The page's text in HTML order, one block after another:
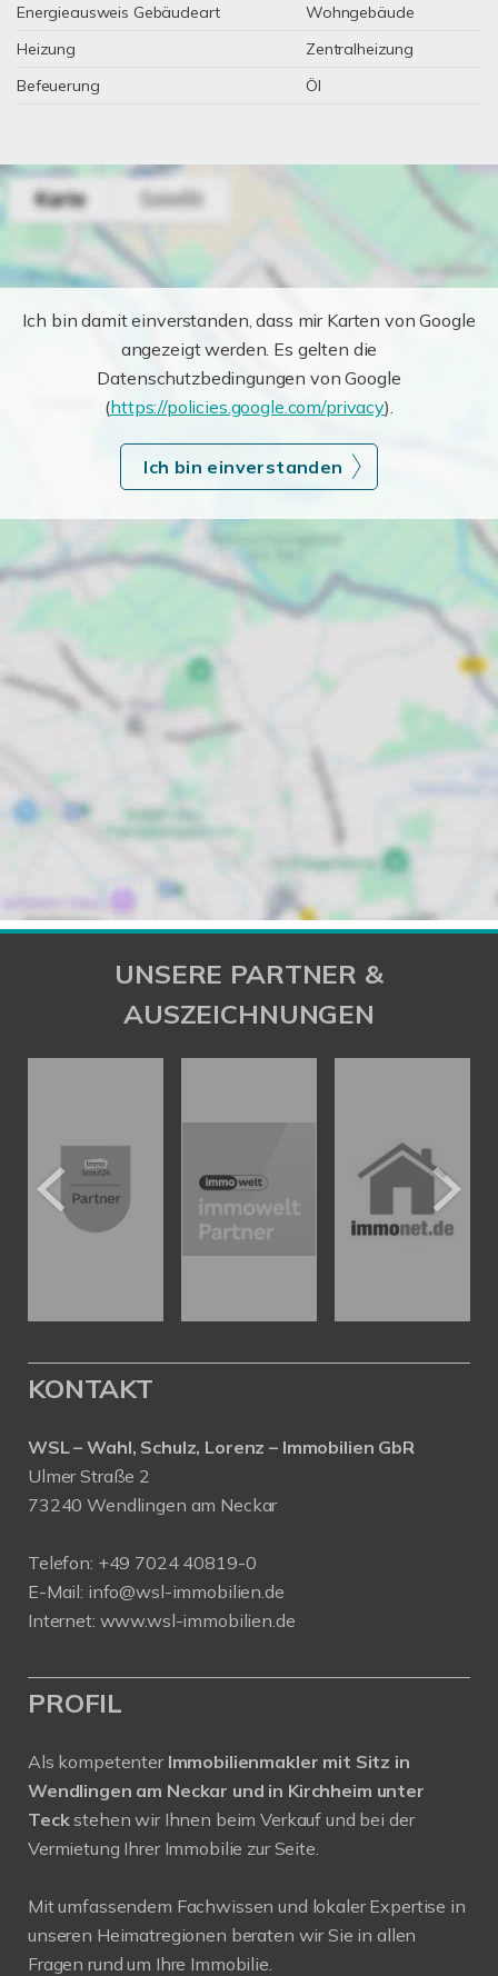
Energieausweis Gebäudeart
Wohngebäude
Heizung
Zentralheizung
Befeuerung
Öl
Ich bin damit einverstanden, dass mir Karten von Google
angezeigt werden. Es gelten die
Datenschutzbedingungen von Google
(https://policies.google.com/privacy).
Ich bin einverstanden
UNSERE PARTNER &
AUSZEICHNUNGEN
KONTAKT
WSL – Wahl, Schulz, Lorenz – Immobilien GbR
Ulmer Straße 2
73240 Wendlingen am Neckar
Telefon: +49 7024 40819-0
E-Mail: info@wsl-immobilien.de
Internet: www.wsl-immobilien.de
PROFIL
Als kompetenter Immobilienmakler mit Sitz in
Wendlingen am Neckar und in Kirchheim unter
Teckstehen wir Ihnen beim Verkauf und bei der
Vermietung Ihrer Immobilie zur Seite.
Mit umfassendem Fachwissen und lokaler Expertise in
unseren Heimatregionen beraten wir Sie in allen
Fragen rund um Ihre Immobilie.